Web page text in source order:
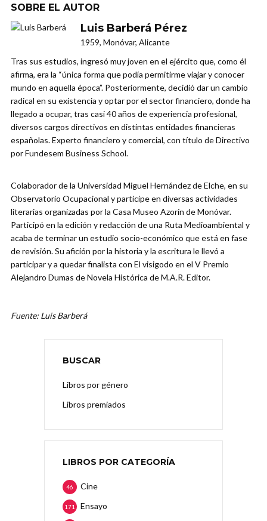
SOBRE EL AUTOR
Luis Barberá Pérez
1959, Monóvar, Alicante
Tras sus estudios, ingresó muy joven en el ejército que, como él
afirma, era la “única forma que podía permitirme viajar y conocer
mundo en aquella época”. Posteriormente, decidió dar un cambio
radical en su existencia y optar por el sector financiero, donde ha
llegado a ocupar, tras casi 40 años de experiencia profesional,
diversos cargos directivos en distintas entidades financieras
españolas. Experto financiero y comercial, con título de Directivo
por Fundesem Business School.
Colaborador de la Universidad Miguel Hernández de Elche, en su
Observatorio Ocupacional y participe en diversas actividades
literarias organizadas por la Casa Museo Azorín de Monóvar.
Participó en la edición y redacción de una Ruta Medioambiental y
acaba de terminar un estudio socio-económico que está en fase
de revisión. Su afición por la historia y la escritura le llevó a
participar y a quedar finalista con El visigodo en el V Premio
Alejandro Dumas de Novela Histórica de M.A.R. Editor.
Fuente: Luis Barberá
BUSCAR
Libros por género
Libros premiados
LIBROS POR CATEGORÍA
Cine
46
Ensayo
171